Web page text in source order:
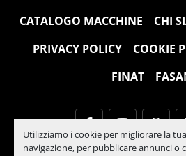
Utilizziamo i cookie per migliorare la
navigazione, per pubblicare annunci o
CATALOGO MACCHINE
CHI
PRIVACY POLICY
COOKIE
FINAT
facebookyoutube